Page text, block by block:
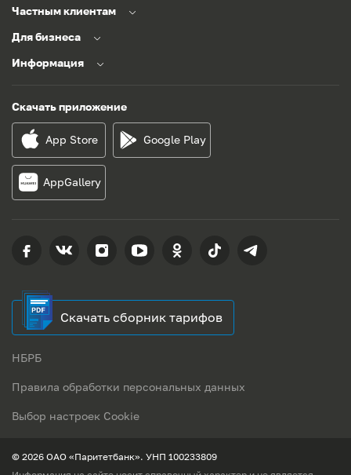
Частным клиентам
Для бизнеса
Информация
Скачать приложение
App Store Google Play
AppGallery
Скачать сборник тарифов
НБРБ
Правила обработки персональных данных
Выбор настроек Cookie
© 2026 ОАО «Паритетбанк». УНП 100233809